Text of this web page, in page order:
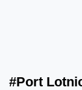
#Port